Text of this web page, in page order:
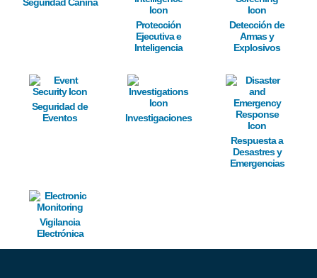
Protección
Ejecutiva e
Inteligencia
Detección de
Armas y
Explosivos
Image
Seguridad de
Eventos
Image
Investigaciones
Image
Respuesta a
Desastres y
Emergencias
Image
Vigilancia
Electrónica